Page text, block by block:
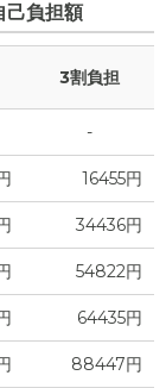
己負担額
3割負担
-
16455円
34436円
54822円
64435円
88447円